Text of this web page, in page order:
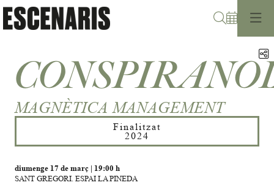
MAGNÈTICA MANAGEMENT
Finalitzat
2024
diumenge 17 de març| 19:00 h
SANT GREGORI. ESPAI LA PINEDA